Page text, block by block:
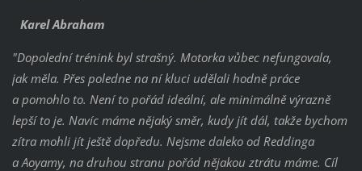
Karel Abraham
"Dopolední trénink byl strašný. Motorka vůbec nefungovala,
jak měla. Přes poledne na ní kluci udělali hodně práce
a pomohlo to. Není to pořád ideální, ale minimálně výrazně
lepší to je. Navíc máme nějaký směr, kudy jít dál, takže bychom
zítra mohli jít ještě dopředu. Nejsme daleko od Reddinga
a Aoyamy, na druhou stranu pořád nějakou ztrátu máme. Cíl